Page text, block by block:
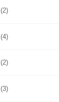
(2)
(4)
(2)
(3)